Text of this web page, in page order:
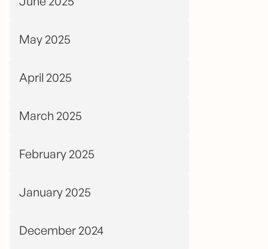
May 2025
April 2025
March 2025
February 2025
January 2025
December 2024